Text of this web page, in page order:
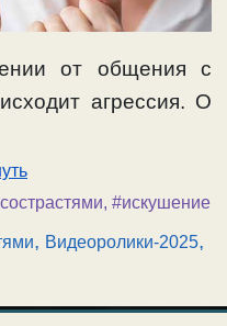
от общения с
агрессия. О
, #искушение
, Видеоролики-2025,